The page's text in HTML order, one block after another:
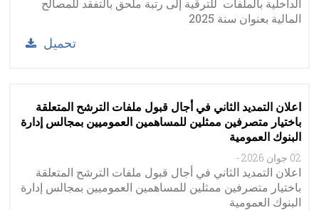
المالية بعنوان سنة 2025
تحميل
اعلان التمديد الثاني في أجال قبول ملفات الترشح المتعلقة
باختيار متصرفين ممثلين للمساهمين العموميين بمجالس إدارة
البنوك العمومية
02 جوان 2026 -
اعلان التمديد الثاني في أجال قبول ملفات الترشح المتعلقة
باختيار متصرفين ممثلين للمساهمين العموميين بمجالس إدارة
البنوك العمومية